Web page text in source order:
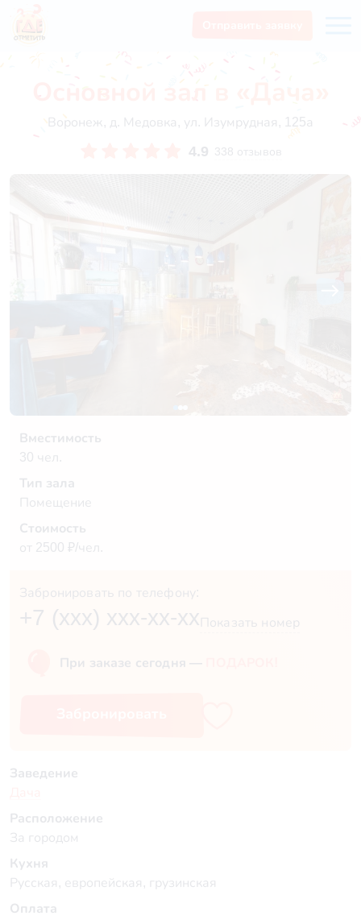
Основной зал в «Дача»
Воронеж, д. Медовка, ул. Изумрудная, 125а
4.9 338 отзывов
Вместимость
30 чел.
Тип зала
Помещение
Стоимость
от 2500 ₽/чел.
Забронировать по телефону:
+7 (xxx) xxx-xx-xx Показать номер
При заказе сегодня —
Заведение
Расположение
За городом
Кухня
Русская, европейская, грузинская
Оплата